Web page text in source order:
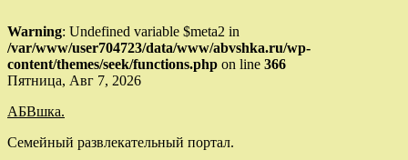
Warning: Undefined variable $meta2 in
/var/www/user704723/data/www/abvshka.ru/wp-
content/themes/seek/functions.php on line 366
Skip
content
Пятница, Авг 7, 2026
АБВшка.
Семейный развлекательный портал.